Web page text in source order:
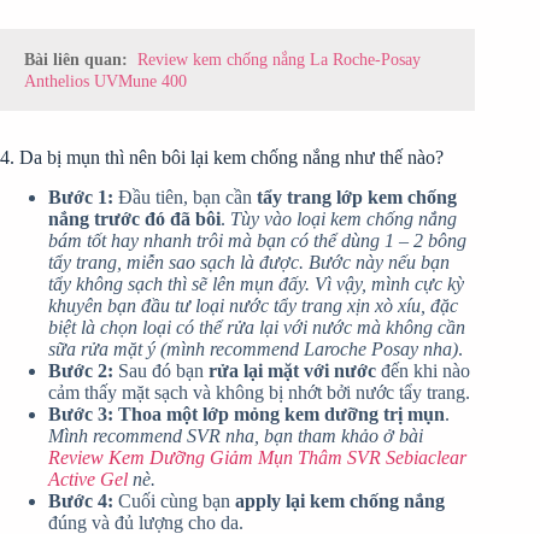
Bài liên quan: Review kem chống nắng La Roche-Posay
Anthelios UVMune 400
4. Da bị mụn thì nên bôi lại kem chống nắng như thế nào?
Bước 1: Đầu tiên, bạn cần tẩy trang lớp kem chống
nắng trước đó đã bôi. Tùy vào loại kem chống nắng
bám tốt hay nhanh trôi mà bạn có thể dùng 1 – 2 bông
tẩy trang, miễn sao sạch là được. Bước này nếu bạn
tẩy không sạch thì sẽ lên mụn đấy. Vì vậy, mình cực kỳ
khuyên bạn đầu tư loại nước tẩy trang xịn xò xíu, đặc
biệt là chọn loại có thể rửa lại với nước mà không cần
sữa rửa mặt ý (mình recommend Laroche Posay nha).
Bước 2: Sau đó bạn rửa lại mặt với nước đến khi nào
cảm thấy mặt sạch và không bị nhớt bởi nước tẩy trang.
Bước 3: Thoa một lớp mỏng kem dưỡng trị mụn.
Mình recommend SVR nha, bạn tham khảo ở bài
Review Kem Dưỡng Giảm Mụn Thâm SVR Sebiaclear
Active Gel nè.
Bước 4: Cuối cùng bạn apply lại kem chống nắng
đúng và đủ lượng cho da.